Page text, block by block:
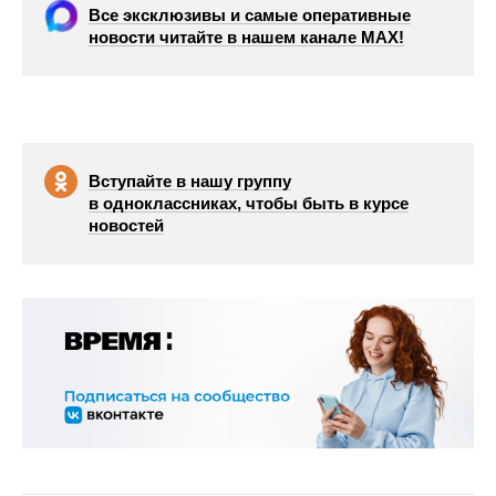
Все эксклюзивы и самые оперативные
новости читайте в нашем канале МАХ!
Вступайте в нашу группу
в одноклассниках, чтобы быть в курсе
новостей